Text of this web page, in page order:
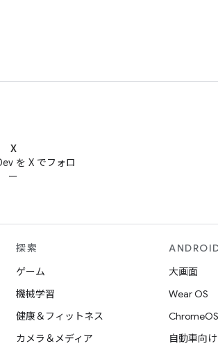
X
を X でフォロ
ー
探索
ゲーム
機械学習
健康＆フィットネス
カメラ＆メディア
大画面
Wear OS
自動車向